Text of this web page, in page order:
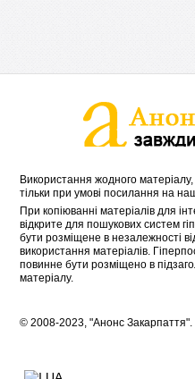
Використання жодного
тільки при умові посилання на
При копіюванні матеріалів для
відкрите для пошукових систем
бути розміщене в незалежності
використання матеріалів.
повинне бути розміщено в
матеріалу.
© 2008-2023, "Анонс Закарпаття".